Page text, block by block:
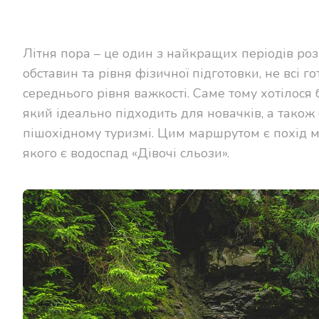
Літня пора – це один з найкращих періодів
обставин та рівня фізичної підготовки, не всі
середнього рівня важкості. Саме тому
який ідеально підходить для новачків, а
пішохідному туризмі. Цим маршрутом є
якого є водоспад «Дівочі сльози».